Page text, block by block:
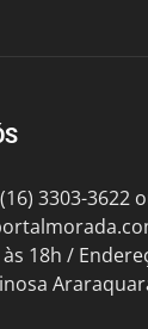
(16) 3303-3622
às 18h /